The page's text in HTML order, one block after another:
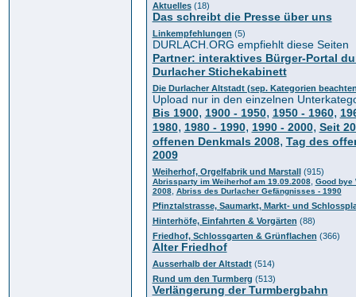
Aktuelles(18)
Das schreibt die Presse über uns
Linkempfehlungen (5)
DURLACH.ORG empfiehlt diese Seiten
Partner: interaktives Bürger-Portal
Durlacher Stichekabinett
Die Durlacher Altstadt (sep. Kategorien
Upload nur in den einzelnen
Bis 1900, 1900 - 1950, 1950 - 1960,
1980, 1980 - 1990, 1990 - 2000, Seit
offenen Denkmals 2008, Tag des
2009
Weiherhof, Orgelfabrik und Marstall(915)
Abrissparty im Weiherhof am 19.09.2008, Good bye
2008, Abriss des Durlacher Gefängnisses - 1990
Pfinztalstrasse, Saumarkt, Markt- und
Hinterhöfe, Einfahrten & Vorgärten (88)
Friedhof, Schlossgarten & Grünflachen (366)
Alter Friedhof
Ausserhalb der Altstadt(514)
Rund um den Turmberg (513)
Verlängerung der Turmbergbahn